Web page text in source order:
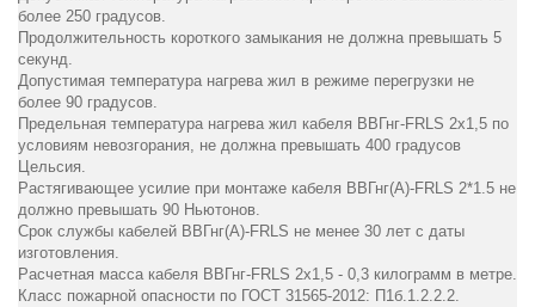
более 250 градусов.
Продолжительность короткого замыкания не должна превышать 5
секунд.
Допустимая температура нагрева жил в режиме перегрузки не
более 90 градусов.
Предельная температура нагрева жил кабеля ВВГнг-FRLS 2х1,5 по
условиям невозгорания, не должна превышать 400 градусов
Цельсия.
Растягивающее усилие при монтаже кабеля ВВГнг(А)-FRLS 2*1.5 не
должно превышать 90 Ньютонов.
Срок службы кабелей ВВГнг(А)-FRLS не менее 30 лет с даты
изготовления.
Расчетная масса кабеля ВВГнг-FRLS 2х1,5 - 0,3 килограмм в метре.
Класс пожарной опасности по ГОСТ 31565-2012: П1б.1.2.2.2.